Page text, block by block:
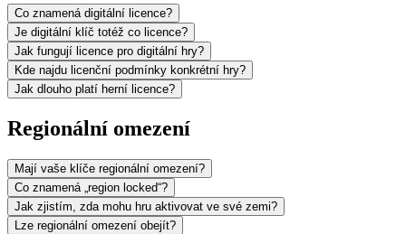
Co znamená digitální licence?
Je digitální klíč totéž co licence?
Jak fungují licence pro digitální hry?
Kde najdu licenční podmínky konkrétní hry?
Jak dlouho platí herní licence?
Regionální omezení
Mají vaše klíče regionální omezení?
Co znamená „region locked“?
Jak zjistím, zda mohu hru aktivovat ve své zemi?
Lze regionální omezení obejít?